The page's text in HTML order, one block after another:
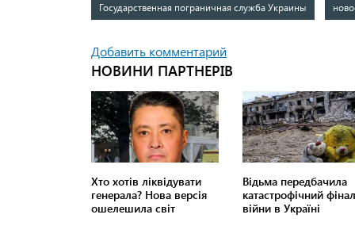
Государственная пограничная служба Украины
Добавить комментарий